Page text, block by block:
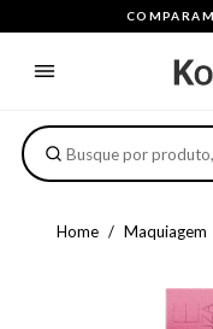
Home Maquiagem